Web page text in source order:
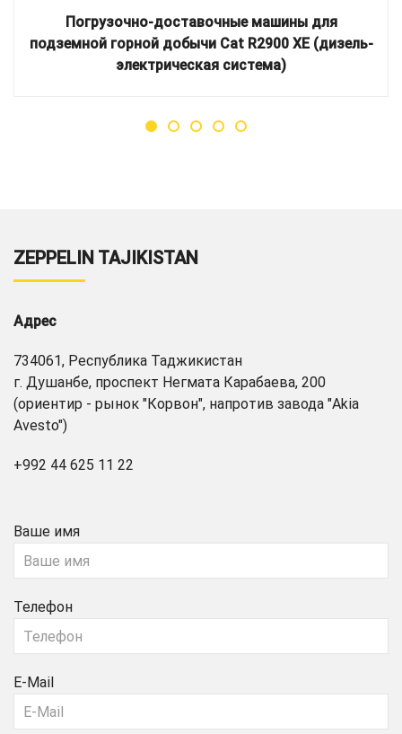
Погрузочно-доставочные машины для
подземной горной добычи Cat R2900 XE (дизель-
электрическая система)
ZEPPELIN TAJIKISTAN
Адрес
734061, Республика Таджикистан
г. Душанбе, проспект Негмата Карабаева, 200
(ориентир - рынок "Корвон", напротив завода "Akia
Avesto")
+992 44 625 11 22
Ваше имя
Телефон
E-Mail